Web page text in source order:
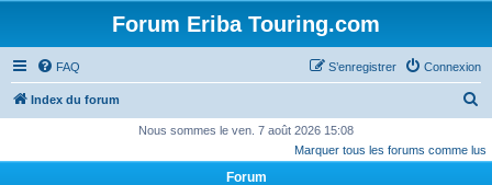
Forum Eriba Touring.com
FAQ Connexion
S’enregistrer
Index du forum
c
Nous sommes le ven. 7 août 2026 15:08
Marquer tous les forums comme lus
Forum